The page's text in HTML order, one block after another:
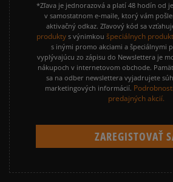
*Zľava je jednorazová a platí 48 hodín od
v samostatnom e-maile, ktorý vám
aktivačný odkaz. Zľavový kód sa
produkty s výnimkou špeciálnych
s inými promo akciami a špeciálnymi
vyplývajúcu zo zápisu do Newslettera je
nákupoch v internetovom obchode.
sa na odber newslettera vyjadrujete
marketingových informácií.
predajných akcií.